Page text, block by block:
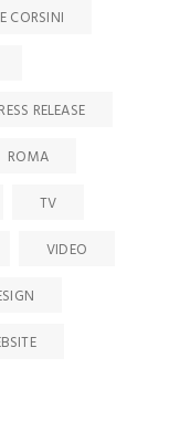
CORSINI
RELEASE
ROMA
TV
VIDEO